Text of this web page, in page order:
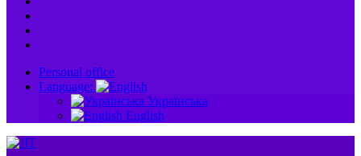
Personal office
Language:
Українська
English